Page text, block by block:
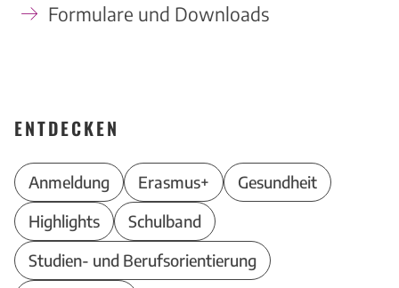
Formulare und Downloads
ENTDECKEN
Anmeldung Erasmus+
Gesundheit
Highlights
Schulband
Studien- und Berufsorientierung